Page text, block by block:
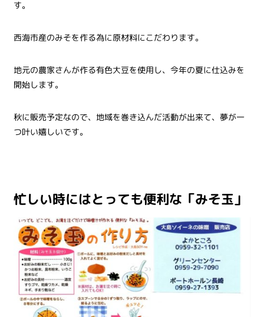
す。
西海市産のみそを作る為に原材料にこだわります。
地元の農家さんが作る有色大豆を使用し、今年の夏に仕込みを
開始します。
秋に販売予定なので、地域を巻き込んだ活動が出来て、夢が一
つ叶い嬉しいです。
忙しい時にはとっても便利な「みそ玉」